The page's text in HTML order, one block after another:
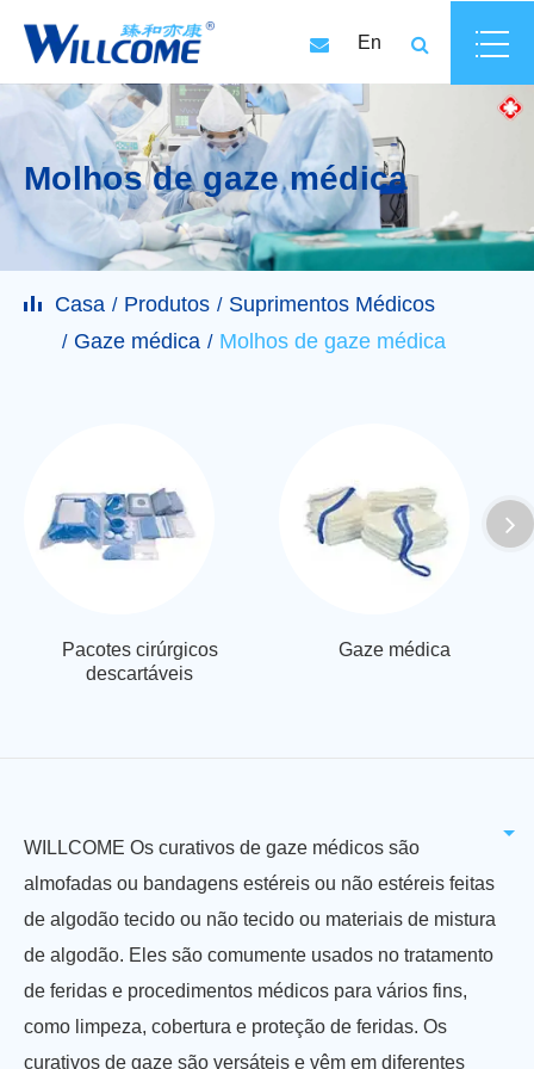
En
Molhos de gaze médica
Casa Produtos
Suprimentos Médicos
Gaze médica
Molhos de gaze médica
Pacotes cirúrgicos
descartáveis
Gaze médica
WILLCOME Os curativos de gaze médicos são
almofadas ou bandagens estéreis ou não estéreis feitas
de algodão tecido ou não tecido ou materiais de mistura
de algodão. Eles são comumente usados no tratamento
de feridas e procedimentos médicos para vários fins,
como limpeza, cobertura e proteção de feridas. Os
curativos de gaze são versáteis e vêm em diferentes